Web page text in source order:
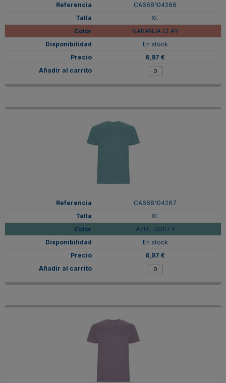
CA668104266
XL
NARANJA CLAY
En stock
6,97 €
CA668104267
XL
AZUL DUSTY
En stock
6,97 €